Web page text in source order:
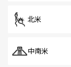
北米
中南米